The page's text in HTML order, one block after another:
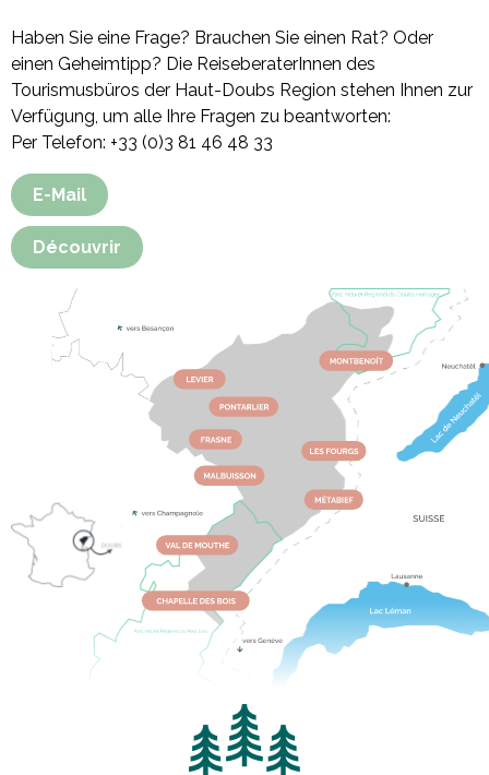
Haben Sie eine Frage? Brauchen Sie einen Rat? Oder
einen Geheimtipp? Die ReiseberaterInnen des
Tourismusbüros der Haut-Doubs Region stehen Ihnen zur
Verfügung, um alle Ihre Fragen zu beantworten:
Per Telefon: +33 (0)3 81 46 48 33
E-Mail
Découvrir